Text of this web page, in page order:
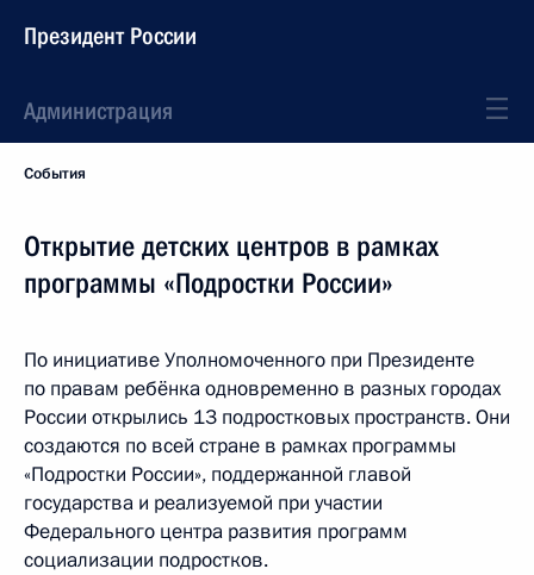
Президент России
Администрация
События
Открытие детских центров в рамках
программы «Подростки России»
По инициативе Уполномоченного при Президенте
по правам ребёнка одновременно в разных городах
России открылись 13 подростковых пространств. Они
создаются по всей стране в рамках программы
«Подростки России», поддержанной главой
государства и реализуемой при участии
Федерального центра развития программ
социализации подростков.